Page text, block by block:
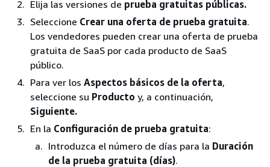
Elija las versiones de prueba gratuitas públicas.
Seleccione Crear una oferta de prueba gratuita.
Los vendedores pueden crear una oferta de prueba
gratuita de SaaS por cada producto de SaaS
público.
Para ver los Aspectos básicos de la oferta,
seleccione su Producto y, a continuación,
Siguiente.
En la Configuración de prueba gratuita:
Introduzca el número de días para la Duración
de la prueba gratuita (días).